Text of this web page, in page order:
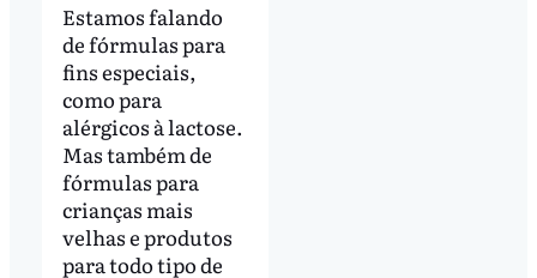
Estamos falando
de fórmulas para
fins especiais,
como para
alérgicos à lactose.
Mas também de
fórmulas para
crianças mais
velhas e produtos
para todo tipo de